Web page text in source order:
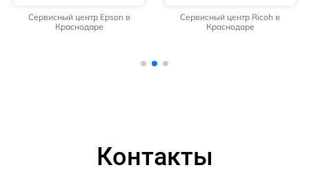
Сервисный центр Epson в
Краснодаре
Сервисный центр Ricoh в
Краснодаре
Контакты